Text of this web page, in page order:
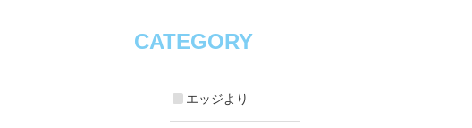
CATEGORY
エッジより